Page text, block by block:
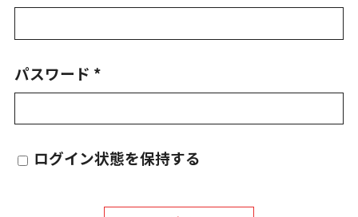
パスワード *
ログイン状態を保持する